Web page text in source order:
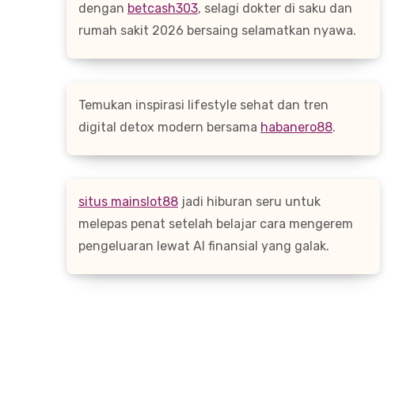
dengan betcash303, selagi dokter di saku dan
rumah sakit 2026 bersaing selamatkan nyawa.
Temukan inspirasi lifestyle sehat dan tren
digital detox modern bersama habanero88.
situs mainslot88 jadi hiburan seru untuk
melepas penat setelah belajar cara mengerem
pengeluaran lewat AI finansial yang galak.